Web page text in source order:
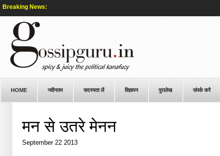
Breaking News:
HOME नवीनतम सदस्यता लें विज्ञापन पुरालेख संपर्क करै
मन से उतरे मेनन
September 22 2013